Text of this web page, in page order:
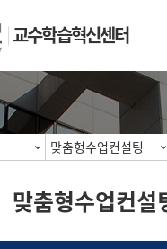
교수학습혁신센터
맞춤형수업컨설팅
맞춤형수업컨설